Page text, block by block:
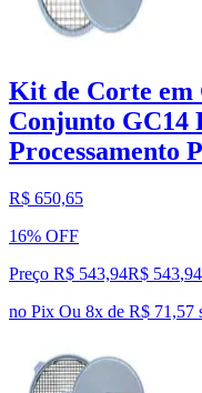
Kit de Corte em
Conjunto GC14
Processamento
R$ 650,65
16% OFF
Preço R$ 543,94R$ 543,94
no Pix Ou 8x de R$ 71,57